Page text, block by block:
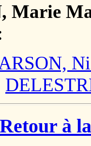
Marie
Retour à